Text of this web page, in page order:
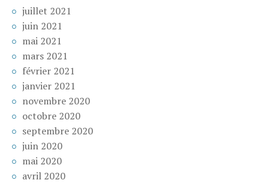
juillet 2021
juin 2021
mai 2021
mars 2021
février 2021
janvier 2021
novembre 2020
octobre 2020
septembre 2020
juin 2020
mai 2020
avril 2020